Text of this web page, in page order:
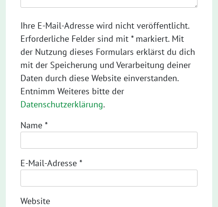
Ihre E-Mail-Adresse wird nicht veröffentlicht.
Erforderliche Felder sind mit * markiert. Mit
der Nutzung dieses Formulars erklärst du dich
mit der Speicherung und Verarbeitung deiner
Daten durch diese Website einverstanden.
Entnimm Weiteres bitte der
Datenschutzerklärung.
Name *
E-Mail-Adresse *
Website